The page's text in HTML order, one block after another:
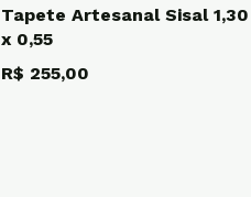
Tapete Artesanal Sisal 1,30
x 0,55
R$ 255,00